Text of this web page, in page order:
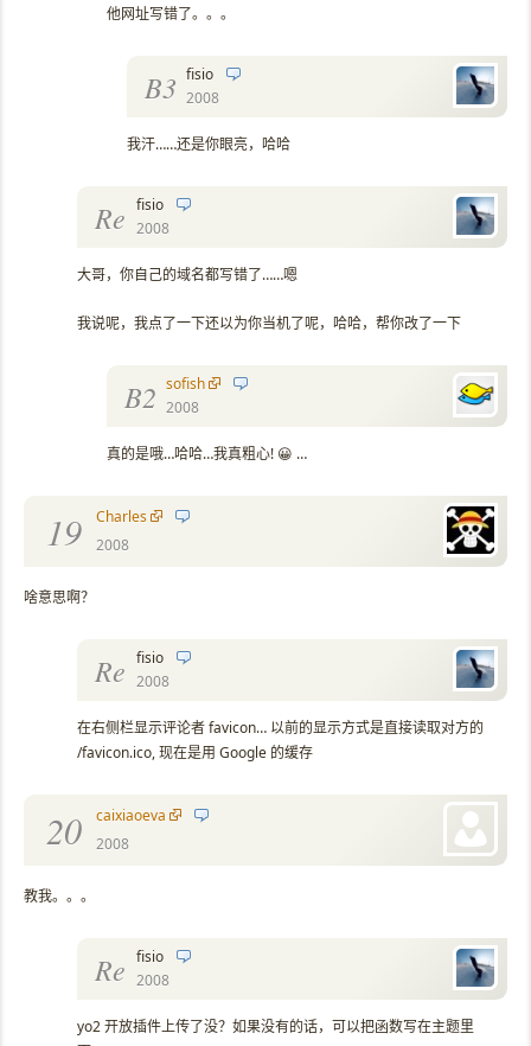
他网址写错了。。。
B3 fisio
2008
我汗……还是你眼亮，哈哈
Re fisio
2008
大哥，你自己的域名都写错了……嗯
我说呢，我点了一下还以为你当机了呢，哈哈，帮你改了一下
B2 sofish
2008
真的是哦…哈哈…我真粗心! 😀 …
19
Charles
2008
啥意思啊？
Re fisio
2008
在右侧栏显示评论者 favicon… 以前的显示方式是直接读取对方的
/favicon.ico, 现在是用 Google 的缓存
20
caixiaoeva
2008
教我。。。
Re fisio
2008
yo2 开放插件上传了没？如果没有的话，可以把函数写在主题里